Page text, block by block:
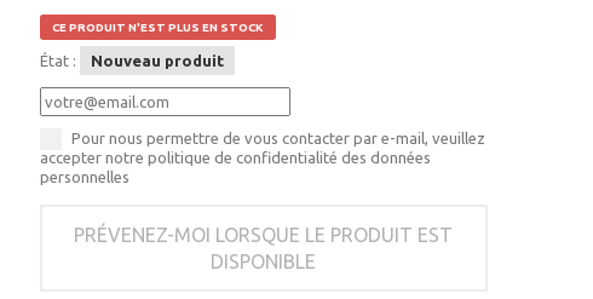
CE PRODUIT N'EST PLUS EN STOCK
État : Nouveau produit
Pour nous permettre de vous contacter par e-mail, veuillez
accepter notre politique de confidentialité des données
personnelles
PRÉVENEZ-MOI LORSQUE LE PRODUIT EST
DISPONIBLE